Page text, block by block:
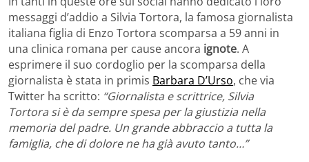
messaggi d’addio a Silvia Tortora, la famosa giornalista
italiana figlia di Enzo Tortora scomparsa a 59 anni in
una clinica romana per cause ancora ignote. A
esprimere il suo cordoglio per la scomparsa della
giornalista è stata in primis Barbara D’Urso, che via
Twitter ha scritto: “Giornalista e scrittrice, Silvia
Tortora si è da sempre spesa per la giustizia nella
memoria del padre. Un grande abbraccio a tutta la
famiglia, che di dolore ne ha già avuto tanto…”